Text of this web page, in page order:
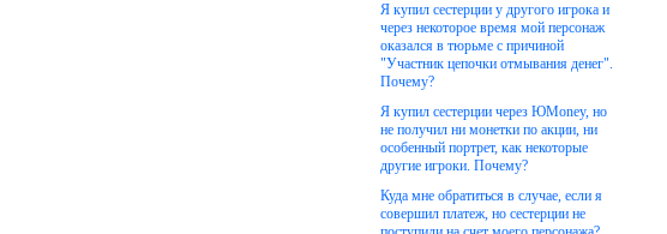
Я купил сестерции у другого игрока и
через некоторое время мой персонаж
оказался в тюрьме с причиной
"Участник цепочки отмывания денег".
Почему?
Я купил сестерции через ЮMoney, но
не получил ни монетки по акции, ни
особенный портрет, как некоторые
другие игроки. Почему?
Куда мне обратиться в случае, если я
совершил платеж, но сестерции не